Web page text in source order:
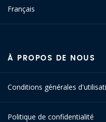
Français
À PROPOS DE NOUS
Conditions générales
Politique de confidentialité